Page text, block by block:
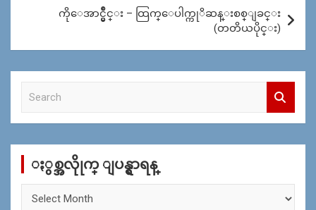
ကိုေအာင္မွိဳင္း – ထြက္ေပါက္ကုိဆန္းစစ္ျခင္း
(တတိယပိုင္း)
c
ႏွစ္အလိုုက္ ျပန္ရွာရန္